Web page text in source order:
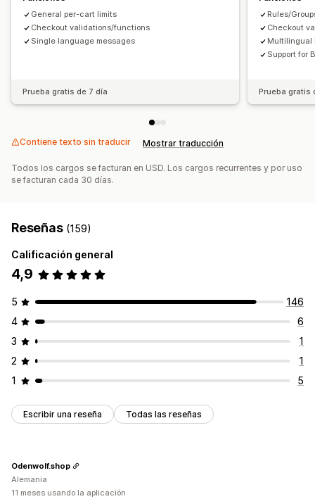
General per-cart limits
Checkout validations/functions
Single language messages
Prueba gratis de 7 día
Rules/
Checkout
Multilingual
Support for
Prueba gratis
Contiene texto sin traducir Mostrar traducción
Todos los cargos se facturan en USD. Los cargos recurrentes y por uso
se facturan cada 30 días.
Reseñas (159)
Calificación general
4,9
5
146
4
6
3
1
2
1
1
5
Escribir una reseña Todas las reseñas
Odenwolf.shop
Alemania
11 meses usando la aplicación